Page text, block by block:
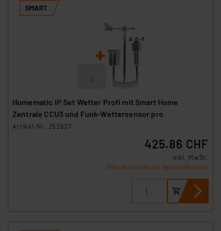
Homematic IP Set Wetter Profi mit Smart Home
Zentrale CCU3 und Funk-Wettersensor pro
Artikel-Nr. 252637
425.86 CHF
inkl. MwSt.
Informationen zu Versandkosten